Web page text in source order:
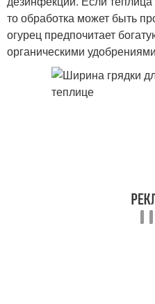
то обработка может быть
огурец предпочитает
органическими